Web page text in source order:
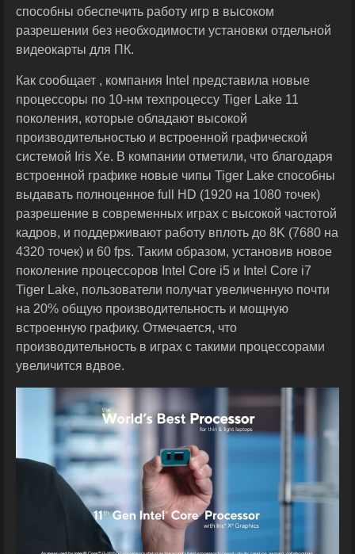
способны обеспечить работу игр в высоком
разрешении без необходимости установки отдельной
видеокарты для ПК.
Как сообщает , компания Intel представила новые
процессоры по 10-нм техпроцессу Tiger Lake 11
поколения, которые обладают высокой
производительностью и встроенной графической
системой Iris Xe. В компании отметили, что благодаря
встроенной графике новые чипы Tiger Lake способны
выдавать полноценное full HD (1920 на 1080 точек)
разрешение в современных играх с высокой частотой
кадров, и поддерживают работу вплоть до 8K (7680 на
4320 точек) и 60 fps. Таким образом, установив новое
поколение процессоров Intel Core i5 и Intel Core i7
Tiger Lake, пользователи получат увеличенную почти
на 20% общую производительность и мощную
встроенную графику. Отмечается, что
производительность в играх с такими процессорами
увеличится вдвое.